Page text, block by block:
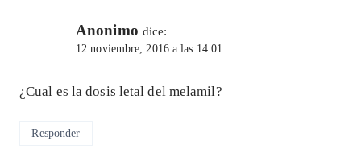
Anonimo dice:
12 noviembre, 2016 a las 14:01
¿Cual es la dosis letal del melamil?
Responder